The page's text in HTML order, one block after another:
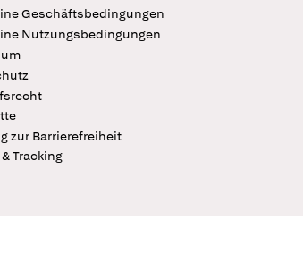
Geschäftsbedingungen
Nutzungsbedingungen
zur Barrierefreiheit
Tracking